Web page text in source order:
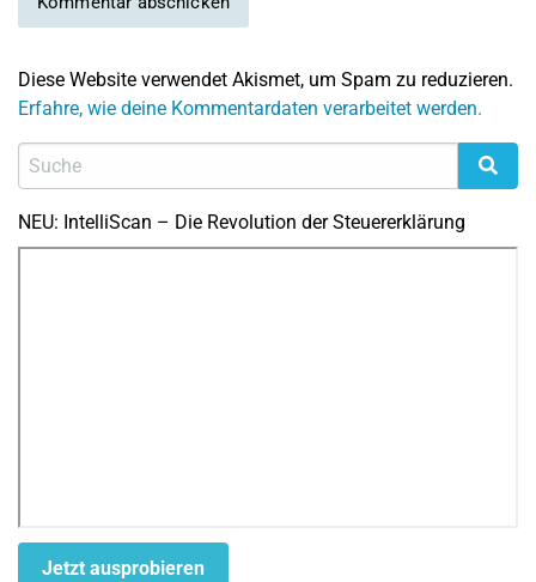
Diese Website verwendet Akismet, um Spam zu reduzieren.
Erfahre, wie deine Kommentardaten verarbeitet werden.
NEU: IntelliScan – Die Revolution der Steuererklärung
Jetzt ausprobieren